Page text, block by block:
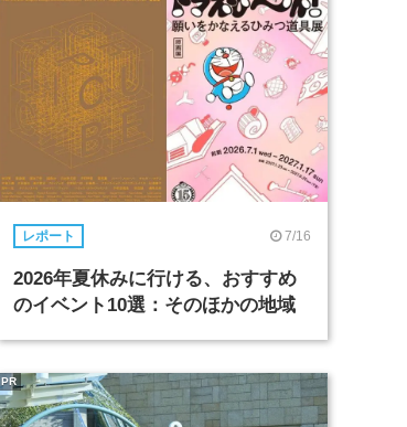
レポート 7/16
2026年夏休みに行ける、おすすめ
のイベント10選：そのほかの地域
PR